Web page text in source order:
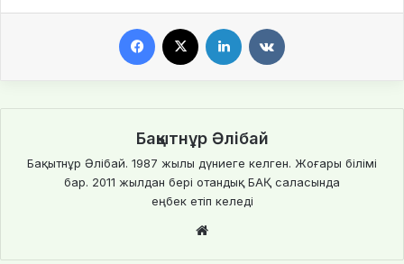
Бақытнұр Әлібай
Бақытнұр Әлібай. 1987 жылы дүниеге келген. Жоғары білімі
бар. 2011 жылдан бері отандық БАҚ саласында
еңбек етіп келеді